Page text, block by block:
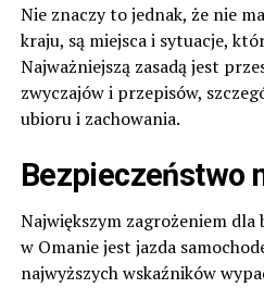
Nie znaczy to jednak, że nie
kraju, są miejsca i sytuacje,
Najważniejszą zasadą jest
zwyczajów i przepisów,
ubioru i zachowania.
Bezpieczeństwo
Największym zagrożeniem
w Omanie jest jazda
najwyższych wskaźników